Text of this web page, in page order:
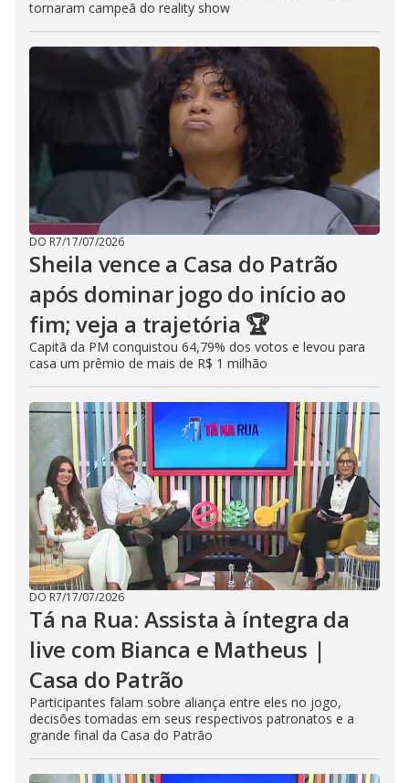
tornaram campeã do reality show
DO R7/17/07/2026
Sheila vence a Casa do Patrão
após dominar jogo do início ao
fim; veja a trajetória 🏆
Capitã da PM conquistou 64,79% dos votos e levou para
casa um prêmio de mais de R$ 1 milhão
DO R7/17/07/2026
Tá na Rua: Assista à íntegra da
live com Bianca e Matheus |
Casa do Patrão
Participantes falam sobre aliança entre eles no jogo,
decisões tomadas em seus respectivos patronatos e a
grande final da Casa do Patrão